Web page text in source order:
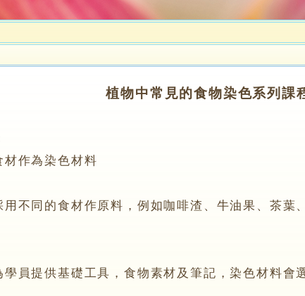
植物中常見的食物染色系列課
作為染色材料
同的食材作原料，例如咖啡渣、牛油果、茶葉
提供基礎工具，食物素材及筆記，染色材料會選